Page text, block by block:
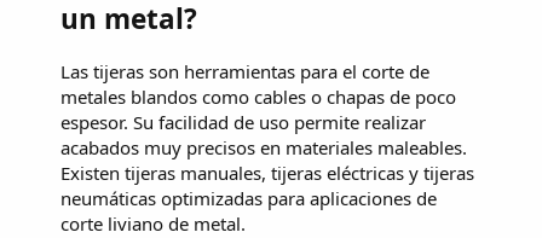
un metal?
Las tijeras son herramientas para el corte de
metales blandos como cables o chapas de poco
espesor. Su facilidad de uso permite realizar
acabados muy precisos en materiales maleables.
Existen tijeras manuales, tijeras eléctricas y tijeras
neumáticas optimizadas para aplicaciones de
corte liviano de metal.